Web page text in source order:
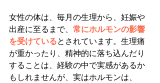
女性の体は、毎月の生理から、妊娠や
出産に至るまで、 常にホルモンの影響
を受けているとされています。生理痛
が重かったり、精神的に落ち込んだり
することは、経験の中で実感があるか
もしれませんが、実はホルモンは、